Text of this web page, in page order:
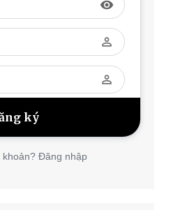
visibility
perm_identity
perm_identity
khoản? Đăng nhập